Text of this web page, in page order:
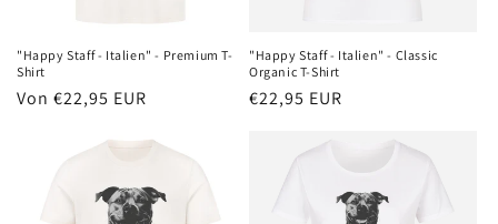
"Happy Staff - Italien" - Premium T-
Shirt
Normaler
Von €22,95 EUR
"Happy Staff - Italien" - Classic
Organic T-Shirt
Normaler
€22,95 EUR